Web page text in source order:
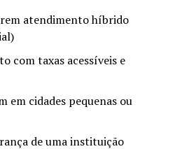
atendimento híbrido
com taxas acessíveis e
em cidades pequenas ou
de uma instituição